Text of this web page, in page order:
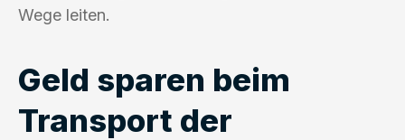
Wege leiten.
Geld sparen beim
Transport der